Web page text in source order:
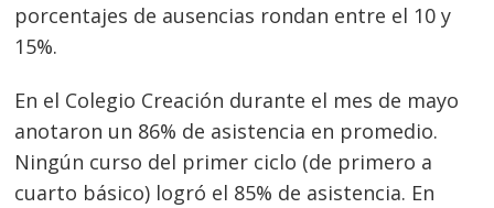
porcentajes de ausencias rondan entre el 10 y
15%.
En el Colegio Creación durante el mes de mayo
anotaron un 86% de asistencia en promedio.
Ningún curso del primer ciclo (de primero a
cuarto básico) logró el 85% de asistencia. En